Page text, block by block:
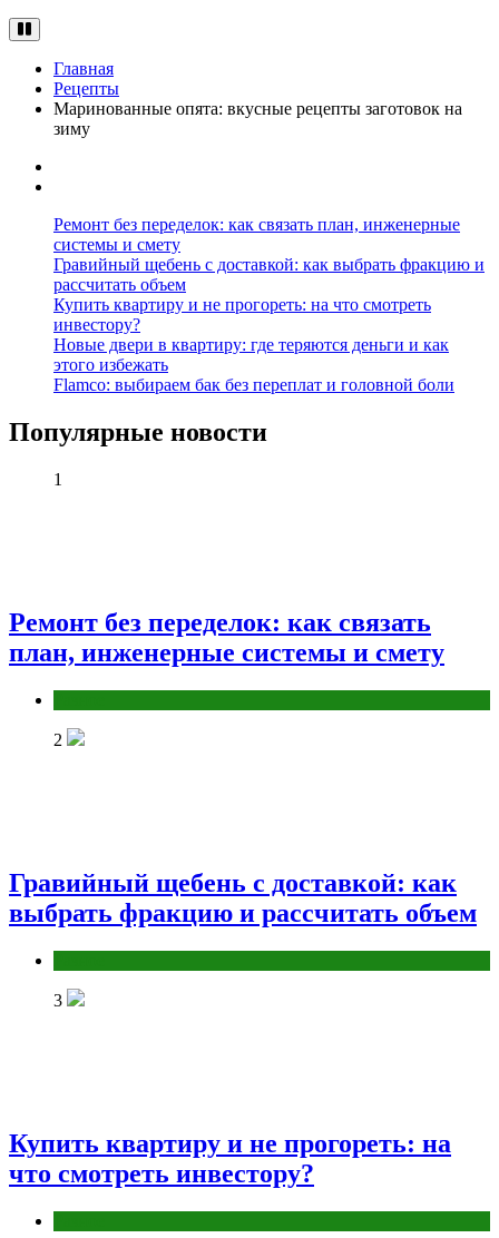
Главная
Рецепты
Маринованные опята: вкусные рецепты заготовок на
зиму
Ремонт без переделок: как связать план, инженерные
системы и смету
Гравийный щебень с доставкой: как выбрать фракцию и
рассчитать объем
Купить квартиру и не прогореть: на что смотреть
инвестору?
Новые двери в квартиру: где теряются деньги и как
этого избежать
Flamco: выбираем бак без переплат и головной боли
Популярные новости
1
Ремонт без переделок: как связать
план, инженерные системы и смету
2
Гравийный щебень с доставкой: как
выбрать фракцию и рассчитать объем
3
Купить квартиру и не прогореть: на
что смотреть инвестору?